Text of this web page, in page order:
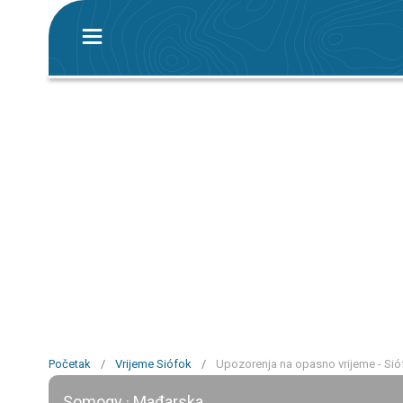
Početak / Vrijeme Siófok / Upozorenja na opasno vrijeme -